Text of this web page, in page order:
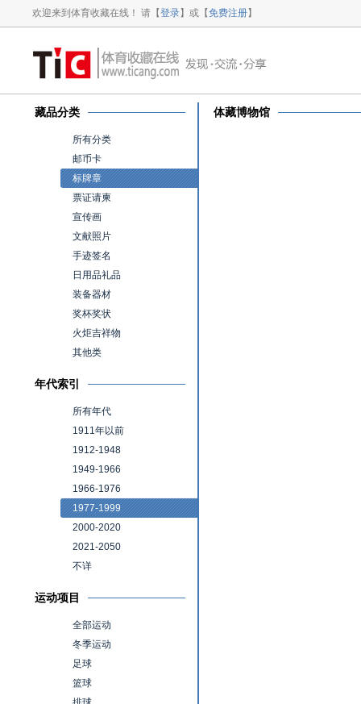
欢迎来到体育收藏在线！ 请【登录】或【免费注册】
藏品分类
所有分类
邮币卡
标牌章
票证请柬
宣传画
文献照片
手迹签名
日用品礼品
装备器材
奖杯奖状
火炬吉祥物
其他类
年代索引
所有年代
1911年以前
1912-1948
1949-1966
1966-1976
1977-1999
2000-2020
2021-2050
不详
运动项目
全部运动
冬季运动
足球
篮球
体藏博物馆